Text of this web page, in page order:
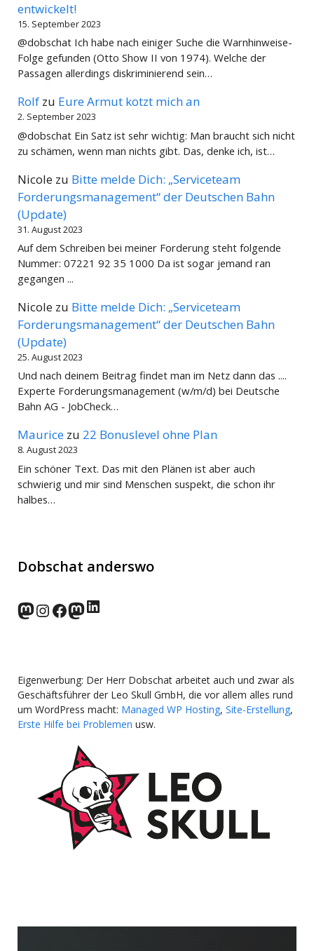
entwickelt!
15. September 2023
@dobschat Ich habe nach einiger Suche die Warnhinweise-
Folge gefunden (Otto Show II von 1974). Welche der
Passagen allerdings diskriminierend sein…
Rolf zu Eure Armut kotzt mich an
2. September 2023
@dobschat Ein Satz ist sehr wichtig: Man braucht sich nicht
zu schämen, wenn man nichts gibt. Das, denke ich, ist…
Nicole zu Bitte melde Dich: „Serviceteam
Forderungsmanagement“ der Deutschen Bahn
(Update)
31. August 2023
Auf dem Schreiben bei meiner Forderung steht folgende
Nummer: 07221 92 35 1000 Da ist sogar jemand ran
gegangen ...
Nicole zu Bitte melde Dich: „Serviceteam
Forderungsmanagement“ der Deutschen Bahn
(Update)
25. August 2023
Und nach deinem Beitrag findet man im Netz dann das ....
Experte Forderungsmanagement (w/m/d) bei Deutsche
Bahn AG - JobCheck…
Maurice zu 22 Bonuslevel ohne Plan
8. August 2023
Ein schöner Text. Das mit den Plänen ist aber auch
schwierig und mir sind Menschen suspekt, die schon ihr
halbes…
Dobschat anderswo
norden.social
Instagram
Facebook
wp-punks.social
LinkedIn
Eigenwerbung: Der Herr Dobschat arbeitet auch und zwar als
Geschäftsführer der Leo Skull GmbH, die vor allem alles rund
um WordPress macht: Managed WP Hosting, Site-Erstellung,
Erste Hilfe bei Problemen usw.